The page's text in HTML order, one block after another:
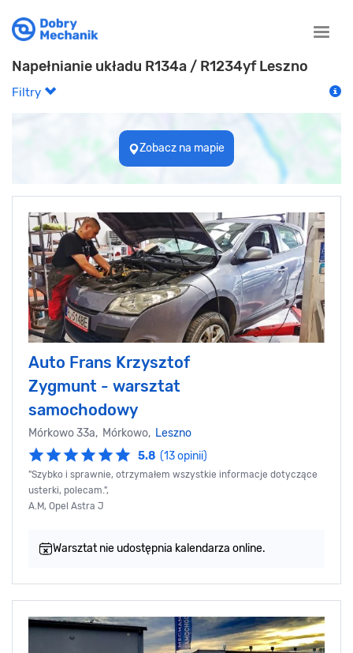
Toggle
Napełnianie układu R134a / R1234yf Leszno
Filtry
Zobacz na mapie
Auto Frans Krzysztof
Zygmunt - warsztat
samochodowy
Mórkowo 33a, Mórkowo, Leszno
5.8 (13 opinii)
"Szybko i sprawnie, otrzymałem wszystkie informacje dotyczące
usterki, polecam.",
A.M, Opel Astra J
Warsztat nie udostępnia kalendarza online.